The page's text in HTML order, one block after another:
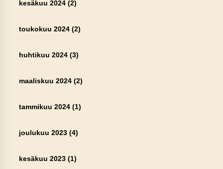
kesäkuu 2024(2)
toukokuu 2024(2)
huhtikuu 2024(3)
maaliskuu 2024(2)
tammikuu 2024(1)
joulukuu 2023(4)
kesäkuu 2023(1)